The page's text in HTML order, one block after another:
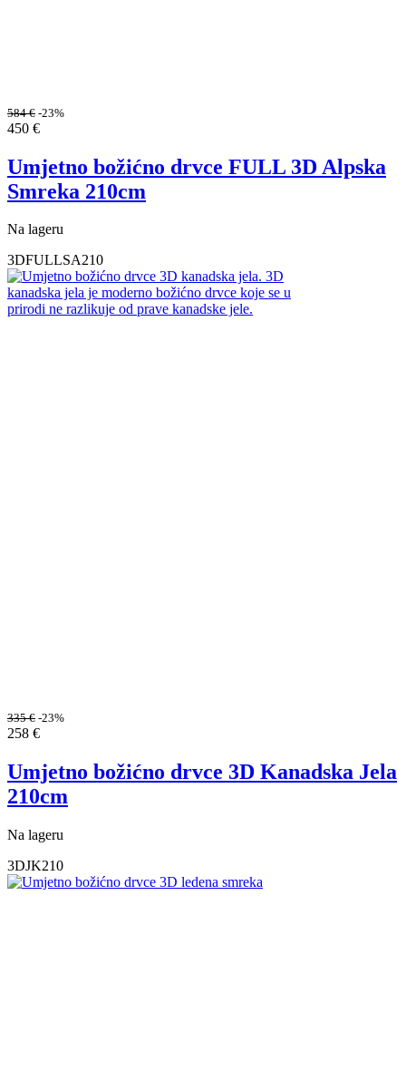
584€ -23%
450 €
Umjetno božićno drvce FULL 3D Alpska
Smreka 210cm
Na lageru
3DFULLSA210
335€ -23%
258 €
Umjetno božićno drvce 3D Kanadska Jela
210cm
Na lageru
3DJK210